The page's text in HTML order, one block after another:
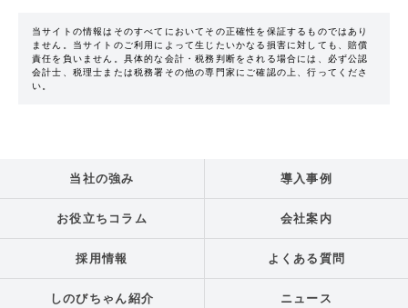
当サイトの情報はそのすべてにおいてその正確性を保証するものではあり
ません。当サイトのご利用によって生じたいかなる損害に対しても、賠償
責任を負いません。具体的な会計・税務判断をされる場合には、必ず公認
会計士、税理士または税務署その他の専門家にご確認の上、行ってくださ
い。
当社の強み 導入事例
お役立ちコラム 会社案内
採用情報 よくある質問
しのびちゃん紹介 ニュース